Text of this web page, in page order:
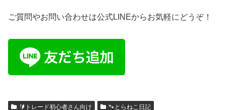
ご質問やお問い合わせは公式LINEからお気軽にどうぞ！
🔰トレード初心者さん向け 🐾とらねこ日記